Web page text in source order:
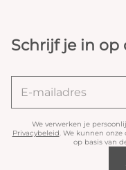
Schrijf je in op
We verwerken je
Privacybeleid. We kunnen
op basis van